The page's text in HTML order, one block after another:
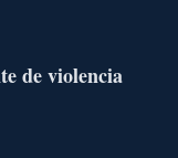
de violencia